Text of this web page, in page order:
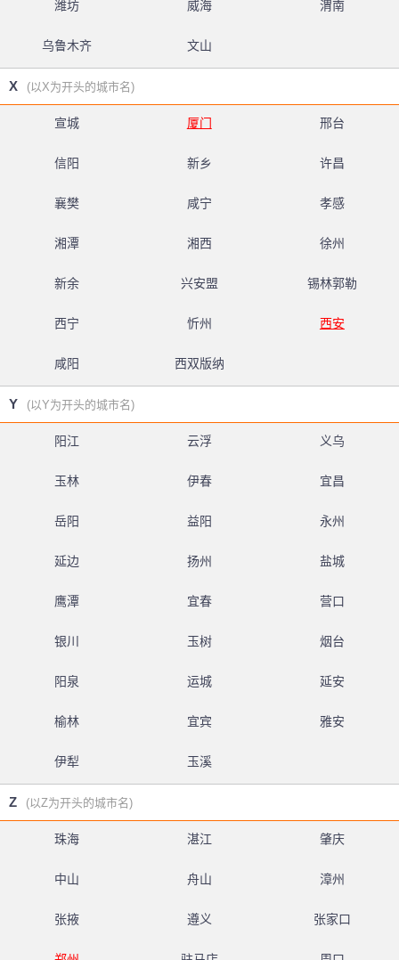
潍坊 威海 渭南
乌鲁木齐 文山
X (以X为开头的城市名)
宣城 厦门 邢台
信阳 新乡 许昌
襄樊 咸宁 孝感
湘潭 湘西 徐州
新余 兴安盟 锡林郭勒
西宁 忻州 西安
咸阳 西双版纳
Y (以Y为开头的城市名)
阳江 云浮 义乌
玉林 伊春 宜昌
岳阳 益阳 永州
延边 扬州 盐城
鹰潭 宜春 营口
银川 玉树 烟台
阳泉 运城 延安
榆林 宜宾 雅安
伊犁 玉溪
Z (以Z为开头的城市名)
珠海 湛江 肇庆
中山 舟山 漳州
张掖 遵义 张家口